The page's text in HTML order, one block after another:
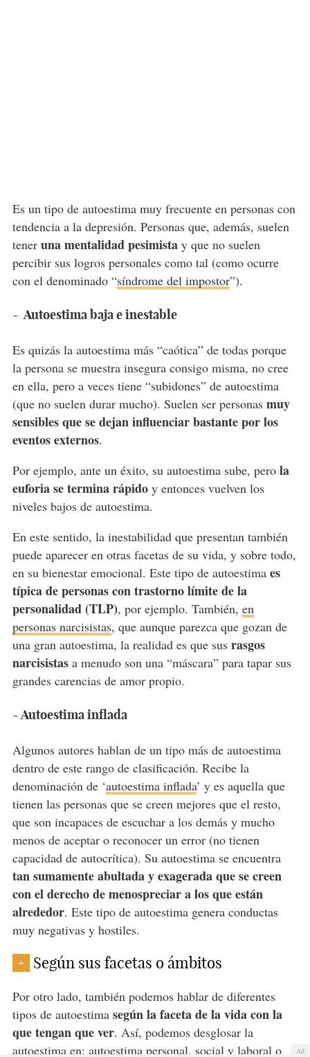
Es un tipo de autoestima muy frecuente en personas con
tendencia a la depresión. Personas que, además, suelen
teneruna mentalidad pesimistay que no suelen
percibir sus logros personales como tal (como ocurre
con el denominado “síndrome del impostor”).
- Autoestima baja e inestable
Es quizás la autoestima más “caótica” de todas porque
la persona se muestra insegura consigo misma, no cree
en ella, pero a veces tiene “subidones” de autoestima
(que no suelen durar mucho). Suelen ser personas muy
sensibles que se dejan influenciar bastante por los
eventos externos.
Por ejemplo, ante un éxito, su autoestima sube, pero la
euforia se termina rápidoy entonces vuelven los
niveles bajos de autoestima.
En este sentido, la inestabilidad que presentan también
puede aparecer en otras facetas de su vida, y sobre todo,
en su bienestar emocional. Este tipo de autoestima es
típica de personas con trastorno límite de la
personalidad (TLP), por ejemplo. También, en
personas narcisistas, que aunque parezca que gozan de
una gran autoestima, la realidad es que sus rasgos
narcisistasa menudo son una “máscara” para tapar sus
grandes carencias de amor propio.
- Autoestima inflada
Algunos autores hablan de un tipo más de autoestima
dentro de este rango de clasificación. Recibe la
denominación de ‘autoestima inflada’ y es aquella que
tienen las personas que se creen mejores que el resto,
que son incapaces de escuchar a los demás y mucho
menos de aceptar o reconocer un error (no tienen
capacidad de autocrítica). Su autoestima se encuentra
tan sumamente abultada y exagerada que se creen
con el derecho de menospreciar a los que están
alrededor. Este tipo de autoestima genera conductas
muy negativas y hostiles.
+ Según sus facetas o ámbitos
Por otro lado, también podemos hablar de diferentes
tipos de autoestima según la faceta de la vida con la
que tengan que ver. Así, podemos desglosar la
autoestima en: autoestima personal, social y laboral o
Ad